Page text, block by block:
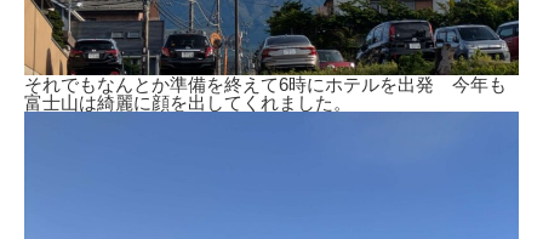
それでもなんとか準備を終えて6時にホテルを出発 今年も
富士山は綺麗に顔を出してくれました。